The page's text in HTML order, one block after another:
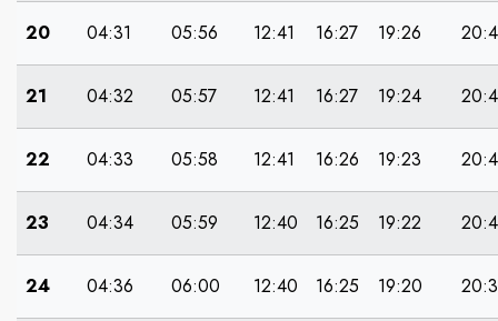
20 04:31 05:56 12:41 16:27 19:26
21 04:32 05:57 12:41 16:27 19:24
22 04:33 05:58 12:41 16:26 19:23
23 04:34 05:59 12:40 16:25 19:22
24 04:36 06:00 12:40 16:25 19:20